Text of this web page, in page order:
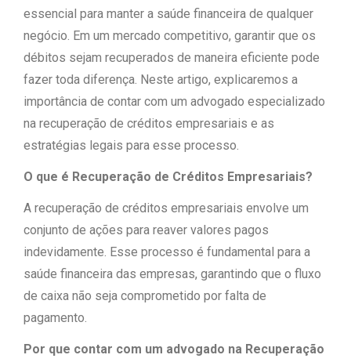
essencial para manter a saúde financeira de qualquer
negócio. Em um mercado competitivo, garantir que os
débitos sejam recuperados de maneira eficiente pode
fazer toda diferença. Neste artigo, explicaremos a
importância de contar com um advogado especializado
na recuperação de créditos empresariais e as
estratégias legais para esse processo.
O que é Recuperação de Créditos Empresariais?
A recuperação de créditos empresariais envolve um
conjunto de ações para reaver valores pagos
indevidamente. Esse processo é fundamental para a
saúde financeira das empresas, garantindo que o fluxo
de caixa não seja comprometido por falta de
pagamento.
Por que contar com um advogado na Recuperação